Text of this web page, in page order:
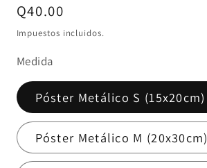
Precio
habitual
Q40.00
Impuestos incluidos.
Medida
Póster Metálico S (15x20cm)
Póster Metálico M (20x30cm)